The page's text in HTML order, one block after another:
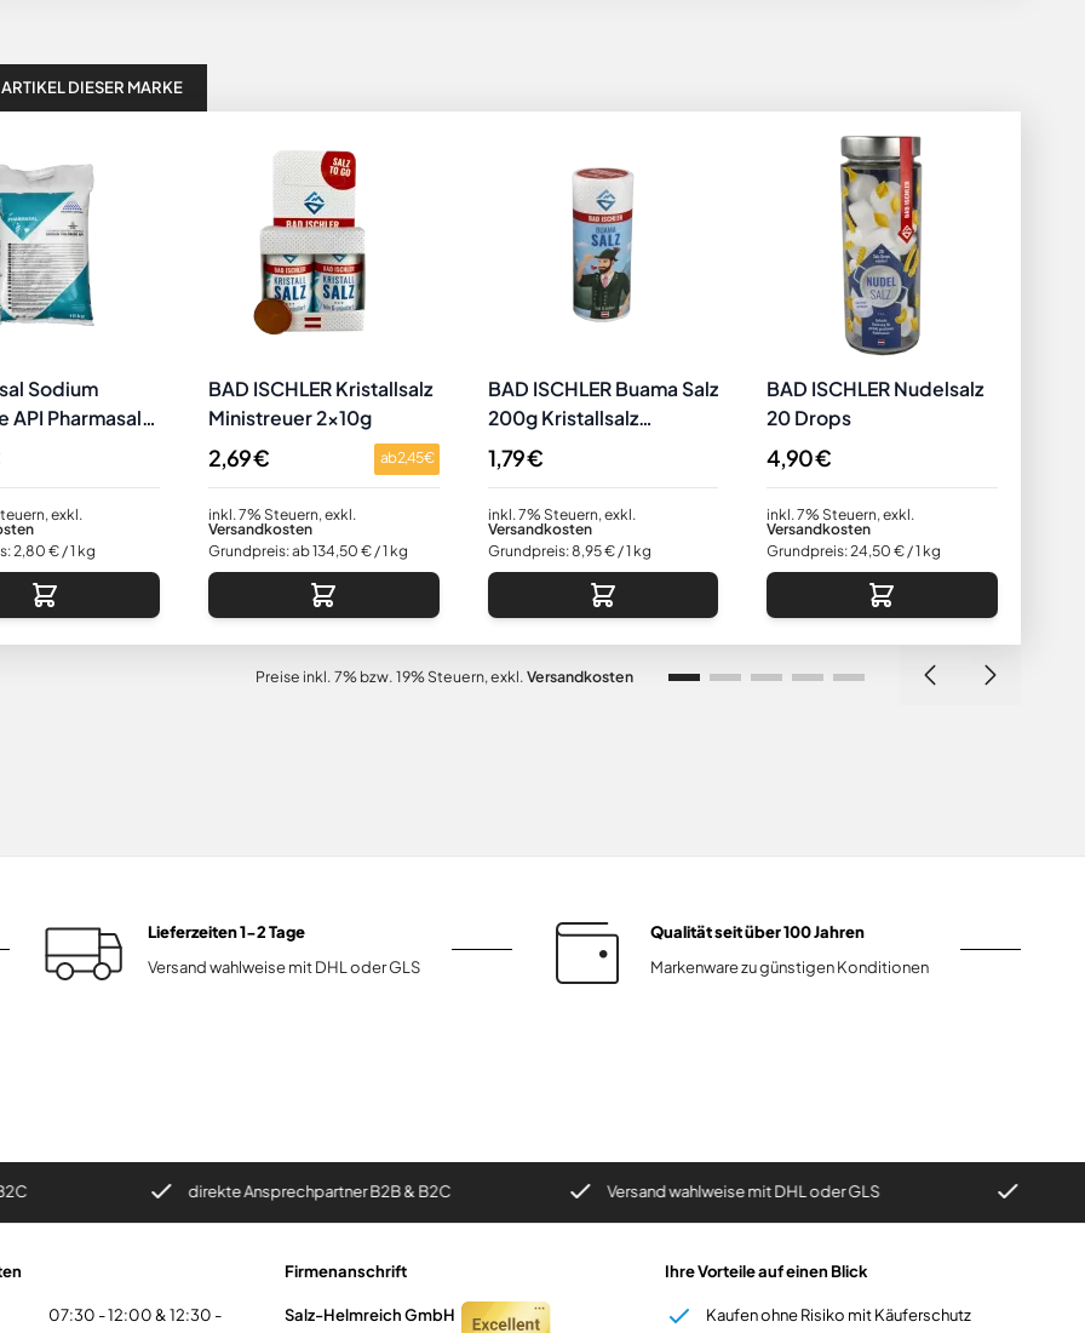
DIESER MARKE
Sodium
API Pharmasalz
,exkl.
2,80 €/ 1 kg
BAD ISCHLER Kristallsalz
Ministreuer 2x10g
2,69 € ab2,45 €
inkl. 7% Steuern,exkl.
Versandkosten
Grundpreis: ab 134,50 € / 1 kg
BAD ISCHLER Buama Salz
200g Kristallsalz
Trachten Edition
1,79 €
inkl. 7% Steuern,exkl.
Versandkosten
Grundpreis:8,95 €/ 1 kg
BAD ISCHLER Nudelsalz
20 Drops
4,90 €
inkl. 7% Steuern,exkl.
Versandkosten
Grundpreis:24,50 €/ 1 kg
Preise inkl. 7% bzw. 19% Steuern, exkl. Versandkosten
Lieferzeiten 1-2 Tage
Versand wahlweise mit DHL oder GLS
Qualität seit über 100 Jahren
Markenware zu günstigen Konditionen
direkte Ansprechpartner B2B & B2C Versand wahlweise mit DHL oder GLS Kaufen ohne
07:30 - 12:00 & 12:30 -
Firmenanschrift
Salz-Helmreich GmbH
Ihre Vorteile auf einen Blick
Kaufen ohne Risiko mit Käuferschutz